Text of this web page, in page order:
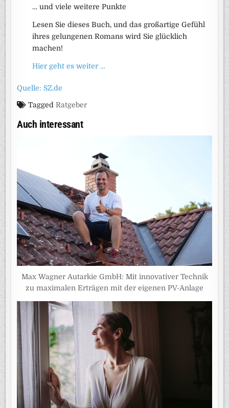
… und viele weitere Punkte
Lesen Sie dieses Buch, und das großartige Gefühl
ihres gelungenen Romans wird Sie glücklich
machen!
Hier geht es weiter …
Quelle: SZ.de
TaggedRatgeber
Auch interessant
Max Wagner Autarkie GmbH: Mit innovativer Technik
zu maximalen Erträgen mit der eigenen PV-Anlage